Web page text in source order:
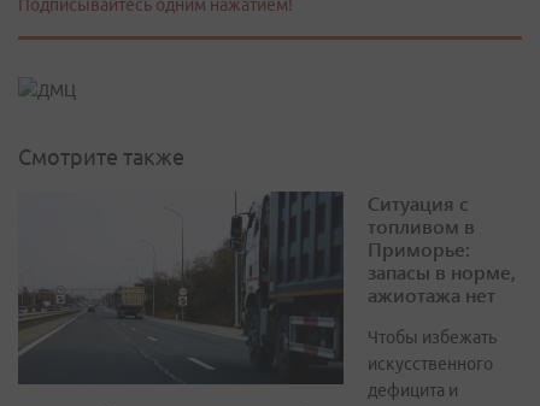
Подписывайтесь одним нажатием!
Смотрите также
Ситуация с
топливом в
Приморье:
запасы в норме,
ажиотажа нет
Чтобы избежать
искусственного
дефицита и